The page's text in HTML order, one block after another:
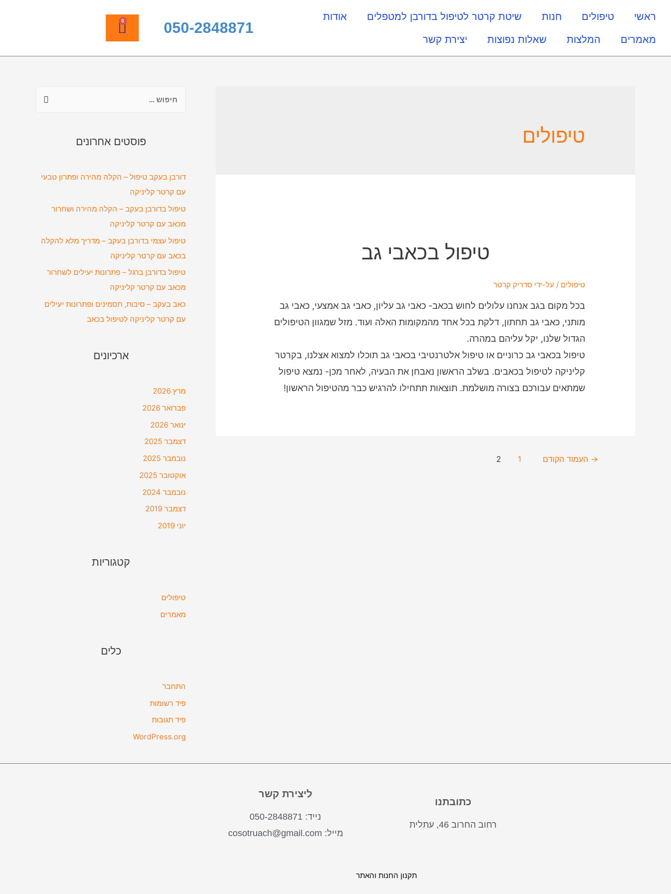
ראשי טיפולים חנות שיטת קרטר לטיפול בדורבן למטפלים אודות
מאמרים המלצות שאלות נפוצות יצירת קשר
050-2848871
0
טיפולים
טיפול בכאבי גב
טיפולים / על-ידי סדריק קרטר
בכל מקום בגב אנחנו עלולים לחוש בכאב- כאבי גב עליון, כאבי גב אמצעי, כאבי גב
מותני, כאבי גב תחתון, דלקת בכל אחד מהמקומות האלה ועוד. מזל שמגוון הטיפולים
הגדול שלנו, יקל עליהם במהרה.
טיפול בכאבי גב כרוניים או טיפול אלטרנטיבי בכאבי גב תוכלו למצוא אצלנו, בקרטר
קליניקה לטיפול בכאבים. בשלב הראשון נאבחן את הבעיה, לאחר מכן- נמצא טיפול
שמתאים עבורכם בצורה מושלמת. תוצאות תתחילו להרגיש כבר מהטיפול הראשון!
→ העמוד הקודם 1
2
פוסטים אחרונים
דורבן בעקב טיפול – הקלה מהירה ופתרון טבעי
עם קרטר קליניקה
טיפול בדורבן בעקב – הקלה מהירה ושחרור
מכאב עם קרטר קליניקה
טיפול עצמי בדורבן בעקב – מדריך מלא להקלה
בכאב עם קרטר קליניקה
טיפול בדורבן ברגל – פתרונות יעילים לשחרור
מכאב עם קרטר קליניקה
כאב בעקב – סיבות, תסמינים ופתרונות יעילים
עם קרטר קליניקה לטיפול בכאב
ארכיונים
מרץ 2026
פברואר 2026
ינואר 2026
דצמבר 2025
נובמבר 2025
אוקטובר 2025
נובמבר 2024
דצמבר 2019
יוני 2019
קטגוריות
טיפולים
מאמרים
כלים
התחבר
פיד רשומות
פיד תגובות
WordPress.org
כתובתנו
רחוב החרוב 46, עתלית
ליצירת קשר
נייד: 050-2848871
מייל: cosotruach@gmail.com
תקנון החנות והאתר